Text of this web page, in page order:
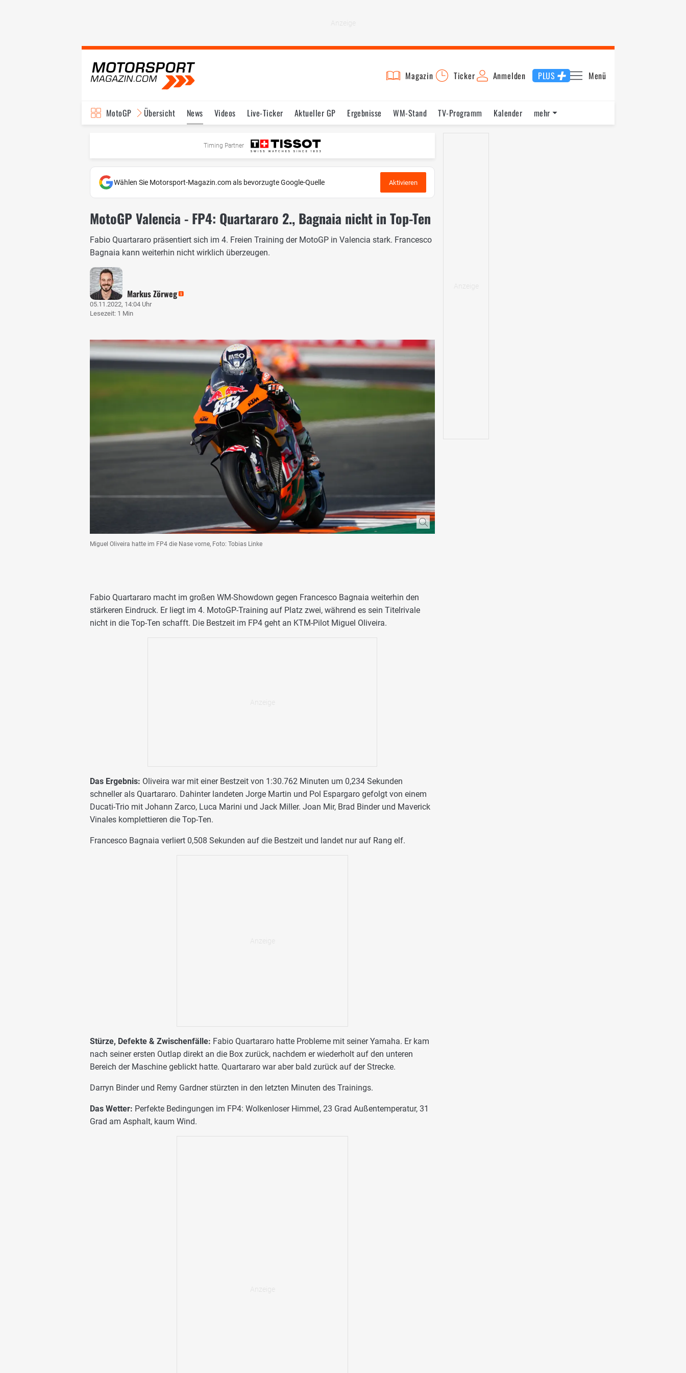
Magazin Ticker Anmelden PLUS Menü
MotoGP Übersicht News Videos Live-Ticker Aktueller GP Ergebnisse WM-Stand TV-Programm
Kalender
Testfahrten Reglement
mehr
Timing Partner
Wählen Sie Motorsport-Magazin.com als bevorzugte Google-Quelle Aktivieren
MotoGP Valencia - FP4: Quartararo 2., Bagnaia nicht in Top-Ten
Fabio Quartararo präsentiert sich im 4. Freien Training der MotoGP in Valencia stark. Francesco
Bagnaia kann weiterhin nicht wirklich überzeugen.
Markus Zörweg
05.11.2022, 14:04 Uhr
Lesezeit: 1 Min
Miguel Oliveira hatte im FP4 die Nase vorne, Foto: Tobias Linke
Fabio Quartararo macht im großen WM-Showdown gegen Francesco Bagnaia weiterhin den
stärkeren Eindruck. Er liegt im 4. MotoGP-Training auf Platz zwei, während es sein Titelrivale
nicht in die Top-Ten schafft. Die Bestzeit im FP4 geht an KTM-Pilot Miguel Oliveira.
Das Ergebnis: Oliveira war mit einer Bestzeit von 1:30.762 Minuten um 0,234 Sekunden
schneller als Quartararo. Dahinter landeten Jorge Martin und Pol Espargaro gefolgt von einem
Ducati-Trio mit Johann Zarco, Luca Marini und Jack Miller. Joan Mir, Brad Binder und Maverick
Vinales komplettieren die Top-Ten.
Francesco Bagnaia verliert 0,508 Sekunden auf die Bestzeit und landet nur auf Rang elf.
Stürze, Defekte & Zwischenfälle: Fabio Quartararo hatte Probleme mit seiner Yamaha. Er kam
nach seiner ersten Outlap direkt an die Box zurück, nachdem er wiederholt auf den unteren
Bereich der Maschine geblickt hatte. Quartararo war aber bald zurück auf der Strecke.
Darryn Binder und Remy Gardner stürzten in den letzten Minuten des Trainings.
Das Wetter: Perfekte Bedingungen im FP4: Wolkenloser Himmel, 23 Grad Außentemperatur, 31
Grad am Asphalt, kaum Wind.